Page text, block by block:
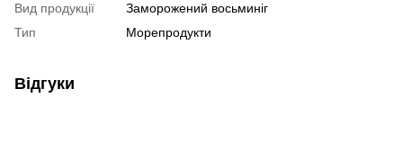
Вид продукції
Заморожений восьминіг
Тип
Морепродукти
Відгуки